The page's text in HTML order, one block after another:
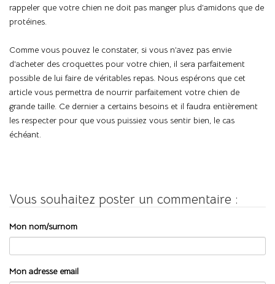
rappeler que votre chien ne doit pas manger plus d’amidons que de
protéines.
Comme vous pouvez le constater, si vous n’avez pas envie
d’acheter des croquettes pour votre chien, il sera parfaitement
possible de lui faire de véritables repas. Nous espérons que cet
article vous permettra de nourrir parfaitement votre chien de
grande taille. Ce dernier a certains besoins et il faudra entièrement
les respecter pour que vous puissiez vous sentir bien, le cas
échéant.
Vous souhaitez poster un commentaire :
Mon nom/surnom
Mon adresse email